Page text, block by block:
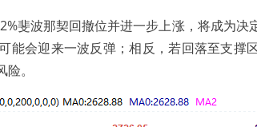
波那契回撤位并进一步上涨，将成为决
能会迎来一波反弹；相反，若回落至支撑
。